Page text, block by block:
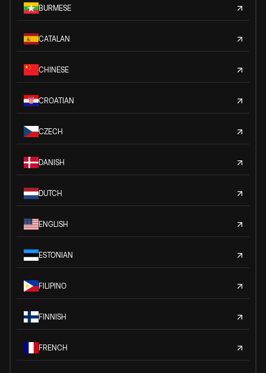
BURMESE
CATALAN
CHINESE
CROATIAN
CZECH
DANISH
DUTCH
ENGLISH
ESTONIAN
FILIPINO
FINNISH
FRENCH